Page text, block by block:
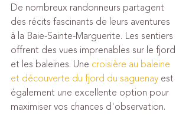
De nombreux randonneurs partagent
des récits fascinants de leurs aventures
à la Baie-Sainte-Marguerite. Les sentiers
offrent des vues imprenables sur le fjord
et les baleines. Une croisière au baleine
et découverte du fjord du saguenay est
également une excellente option pour
maximiser vos chances d'observation.